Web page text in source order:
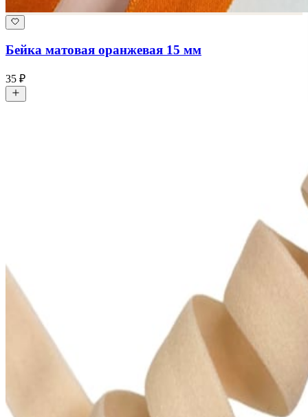
Бейка матовая оранжевая 15 мм
35 ₽